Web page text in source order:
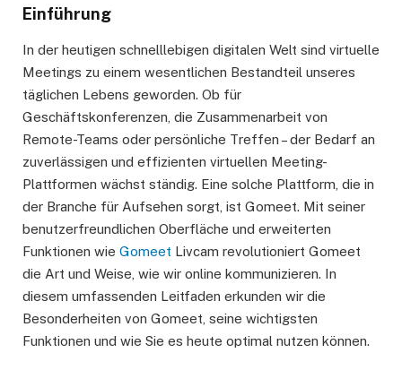
Einführung
In der heutigen schnelllebigen digitalen Welt sind virtuelle
Meetings zu einem wesentlichen Bestandteil unseres
täglichen Lebens geworden. Ob für
Geschäftskonferenzen, die Zusammenarbeit von
Remote-Teams oder persönliche Treffen – der Bedarf an
zuverlässigen und effizienten virtuellen Meeting-
Plattformen wächst ständig. Eine solche Plattform, die in
der Branche für Aufsehen sorgt, ist Gomeet. Mit seiner
benutzerfreundlichen Oberfläche und erweiterten
Funktionen wie Gomeet Livcam revolutioniert Gomeet
die Art und Weise, wie wir online kommunizieren. In
diesem umfassenden Leitfaden erkunden wir die
Besonderheiten von Gomeet, seine wichtigsten
Funktionen und wie Sie es heute optimal nutzen können.